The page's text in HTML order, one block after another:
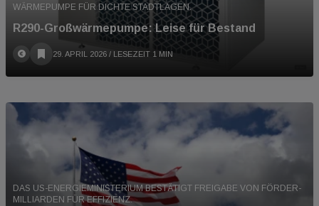
WÄRMEPUMPE FÜR DICHTE STADTLAGEN.
R290-Großwärmepumpe: Leise für Bestand
29. APRIL 2026 / LESEZEIT 1 MIN
DAS US-ENERGIEMINISTERIUM BESTÄTIGT FREIGABE VON FÖRDER-
MILLIARDEN FÜR EFFIZIENZ.